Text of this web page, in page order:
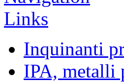
Inquinanti
IPA, metalli